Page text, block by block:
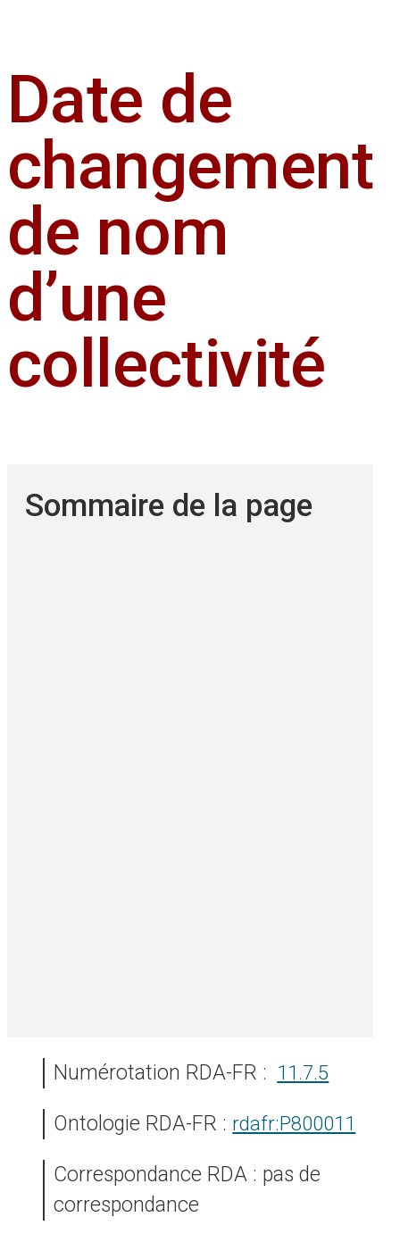
Date de
changement
de nom
d’une
collectivité
Sommaire de la page
Numérotation RDA-FR : 11.7.5
Ontologie RDA-FR : rdafr:P800011
Correspondance RDA : pas de
correspondance